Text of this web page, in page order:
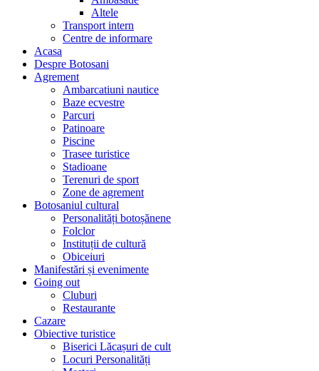
Altele
Transport intern
Centre de informare
Acasa
Despre Botosani
Agrement
Ambarcatiuni nautice
Baze ecvestre
Parcuri
Patinoare
Piscine
Trasee turistice
Stadioane
Terenuri de sport
Zone de agrement
Botosaniul cultural
Personalități botoșănene
Folclor
Instituții de cultură
Obiceiuri
Manifestări și evenimente
Going out
Cluburi
Restaurante
Cazare
Obiective turistice
Biserici Lăcașuri de cult
Locuri Personalități